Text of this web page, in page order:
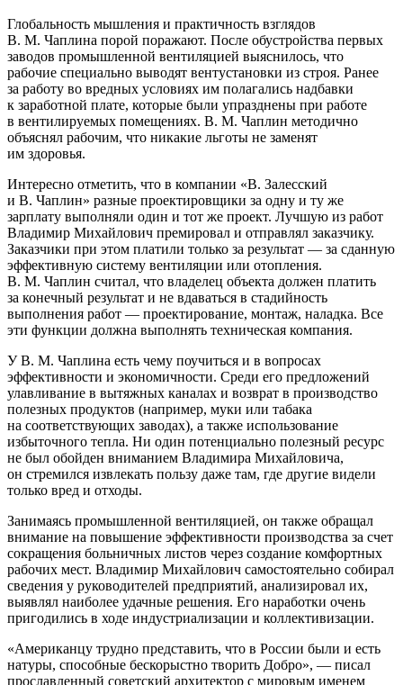
Глобальность мышления и практичность взглядов
В. М. Чаплина порой поражают. После обустройства первых
заводов промышленной вентиляцией выяснилось, что
рабочие специально выводят вентустановки из строя. Ранее
за работу во вредных условиях им полагались надбавки
к заработной плате, которые были упразднены при работе
в вентилируемых помещениях. В. М. Чаплин методично
объяснял рабочим, что никакие льготы не заменят
им здоровья.
Интересно отметить, что в компании «В. Залесский
и В. Чаплин» разные проектировщики за одну и ту же
зарплату выполняли один и тот же проект. Лучшую из работ
Владимир Михайлович премировал и отправлял заказчику.
Заказчики при этом платили только за результат — за сданную
эффективную систему вентиляции или отопления.
В. М. Чаплин считал, что владелец объекта должен платить
за конечный результат и не вдаваться в стадийность
выполнения работ — проектирование, монтаж, наладка. Все
эти функции должна выполнять техническая компания.
У В. М. Чаплина есть чему поучиться и в вопросах
эффективности и экономичности. Среди его предложений
улавливание в вытяжных каналах и возврат в производство
полезных продуктов (например, муки или табака
на соответствующих заводах), а также использование
избыточного тепла. Ни один потенциально полезный ресурс
не был обойден вниманием Владимира Михайловича,
он стремился извлекать пользу даже там, где другие видели
только вред и отходы.
Занимаясь промышленной вентиляцией, он также обращал
внимание на повышение эффективности производства за счет
сокращения больничных листов через создание комфортных
рабочих мест. Владимир Михайлович самостоятельно собирал
сведения у руководителей предприятий, анализировал их,
выявлял наиболее удачные решения. Его наработки очень
пригодились в ходе индустриализации и коллективизации.
«Американцу трудно представить, что в России были и есть
натуры, способные бескорыстно творить Добро», — писал
прославленный советский архитектор с мировым именем